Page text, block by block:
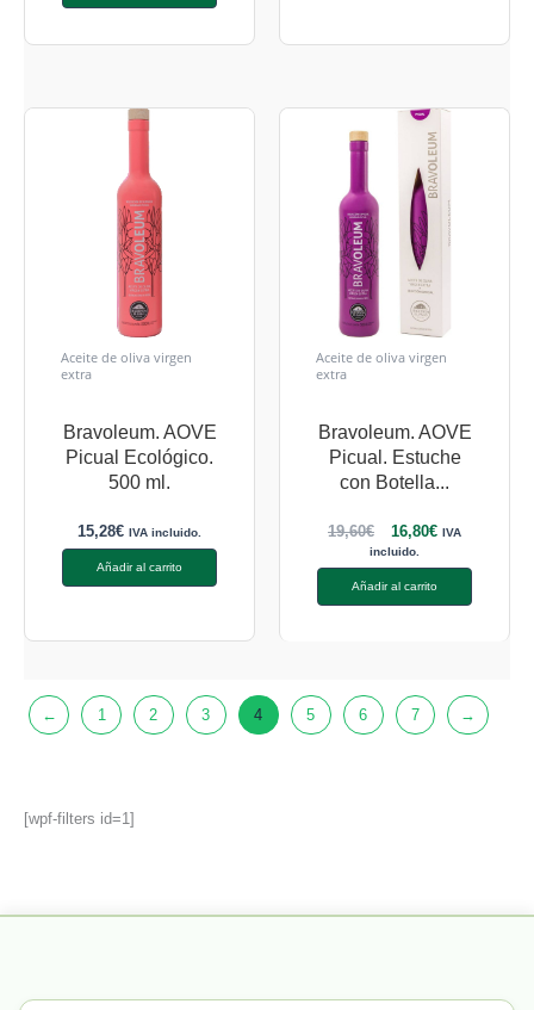
[wpf-filters id=1]
Aceite de oliva virgen
extra
Bravoleum. AOVE
Picual Ecológico.
500 ml.
15,28€ IVA incluido.
Añadir al carrito
Aceite de oliva virgen
extra
Bravoleum. AOVE
Picual. Estuche
con Botella...
19,60€ 16,80€ IVA
incluido.
Añadir al carrito
← 1 2 3 4 5 6 7 →